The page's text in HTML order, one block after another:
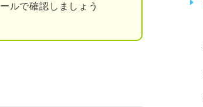
ルで確認しましょう